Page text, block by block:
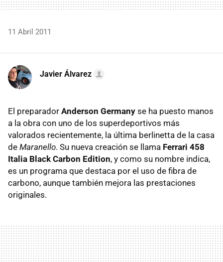
11 Abril 2011
Javier Álvarez
El preparador Anderson Germany se ha puesto manos
a la obra con uno de los superdeportivos más
valorados recientemente, la última berlinetta de la casa
de Maranello. Su nueva creación se llama Ferrari 458
Italia Black Carbon Edition, y como su nombre indica,
es un programa que destaca por el uso de fibra de
carbono, aunque también mejora las prestaciones
originales.